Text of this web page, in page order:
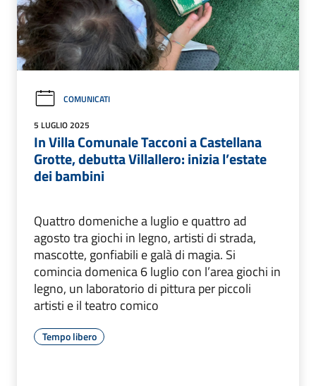
COMUNICATI
5 LUGLIO 2025
In Villa Comunale Tacconi a Castellana
Grotte, debutta Villallero: inizia l’estate
dei bambini
Quattro domeniche a luglio e quattro ad
agosto tra giochi in legno, artisti di strada,
mascotte, gonfiabili e galà di magia. Si
comincia domenica 6 luglio con l’area giochi in
legno, un laboratorio di pittura per piccoli
artisti e il teatro comico
Tempo libero